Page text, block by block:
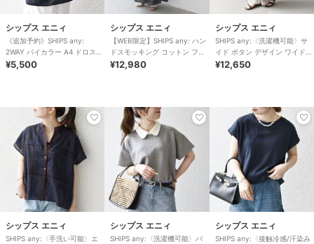
シップス エニィ
《追加予約》SHIPS any:
2WAY バイカラー A4 ドロスト
トート バッグ
¥5,500
シップス エニィ
【WEB限定】SHIPS any: ハン
ドスモッキング コットン フレ
ア ノースリーブ ワンピース
¥12,980
シップス エニィ
SHIPS any:〈洗濯機可能〉サ
イド ボタン デザイン ワイド
イージー パンツ
¥12,650
シップス エニィ
SHIPS any:〈手洗い可能〉エ
シップス エニィ
SHIPS any:〈洗濯機可能〉バ
シップス エニィ
SHIPS any:〈接触冷感/汗染み